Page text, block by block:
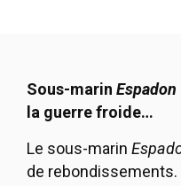
Sous-marin Espadon
la guerre froide…
Le sous-marin
de